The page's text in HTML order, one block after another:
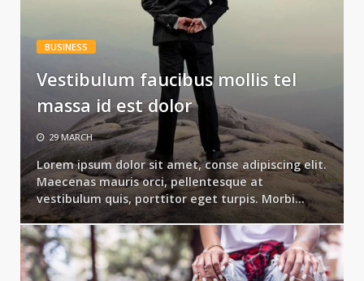
BUSINESS
Vestibulum faucibus mollis tel
massa id est dolor
29 MARCH
Lorem ipsum dolor sit amet, conse adipiscing elit.
Maecenas mauris orci, pellentesque at
vestibulum quis, porttitor eget turpis. Morbi...